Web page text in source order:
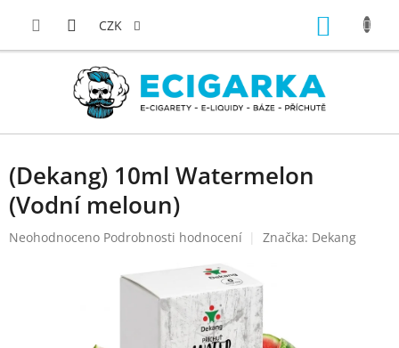
CZK
(Dekang) 10ml Watermelon
(Vodní meloun)
Průměrné
Neohodnoceno Podrobnosti hodnocení Značka: Dekang